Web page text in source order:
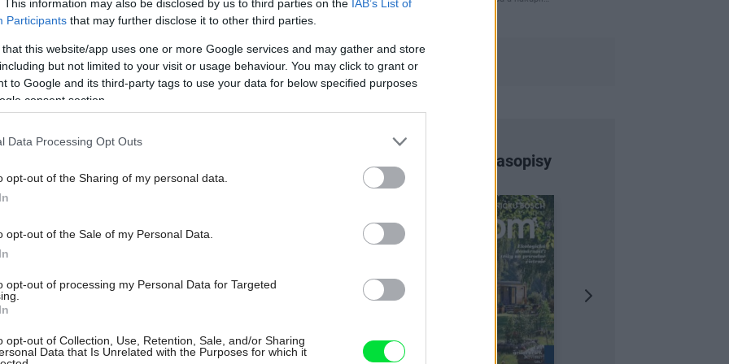
This information may also be disclosed by us to third parties on the IAB’s List of
Participants that may further disclose it to other third parties.
that this website/app uses one or more Google services and may gather and store
but not limited to your visit or usage behaviour. You may click to grant or
to Google and its third-party tags to use your data for below specified purposes
consent section.
Data Processing Opt Outs
opt-out of the Sharing of my personal data.
opt-out of the Sale of my Personal Data.
opt-out of processing my Personal Data for Targeted
opt-out of Collection, Use, Retention, Sale, and/or Sharing
Data that Is Unrelated with the Purposes for which it
Marks & Spencer.
sa dajú zavesiť na koľajničku Bygel alebo priamo
Vhodné na rôzne kuchynské náčinie alebo aj
Najnovšie časopisy